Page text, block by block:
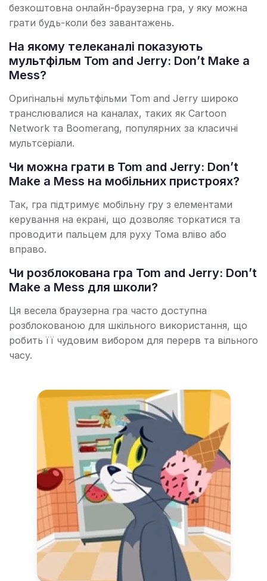
безкоштовна онлайн-браузерна гра, у яку можна
грати будь-коли без завантажень.
На якому телеканалі показують
мультфільм Tom and Jerry: Don’t Make a
Mess?
Оригінальні мультфільми Tom and Jerry широко
транслювалися на каналах, таких як Cartoon
Network та Boomerang, популярних за класичні
мультсеріали.
Чи можна грати в Tom and Jerry: Don’t
Make a Mess на мобільних пристроях?
Так, гра підтримує мобільну гру з елементами
керування на екрані, що дозволяє торкатися та
проводити пальцем для руху Тома вліво або
вправо.
Чи розблокована гра Tom and Jerry: Don’t
Make a Mess для школи?
Ця весела браузерна гра часто доступна
розблокованою для шкільного використання, що
робить її чудовим вибором для перерв та вільного
часу.